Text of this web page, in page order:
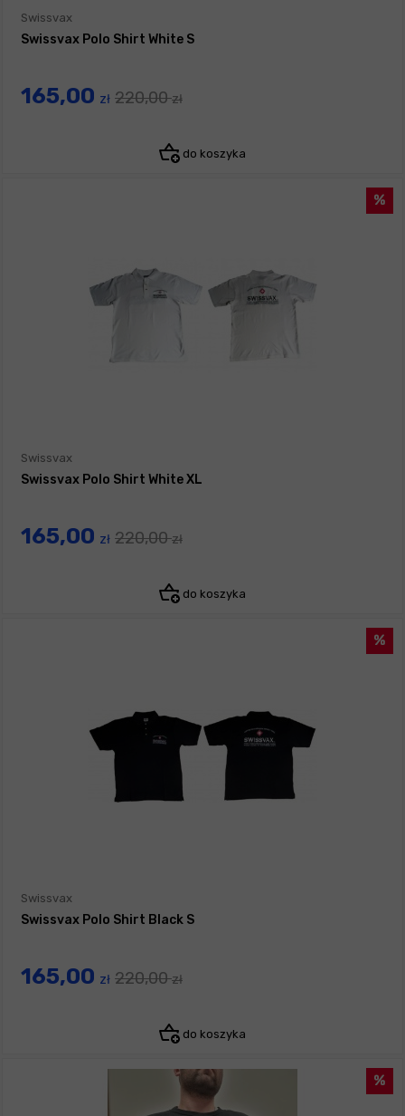
Swissvax
Swissvax Polo Shirt White S
165,00 zł 220,00zł
do koszyka
Swissvax
Swissvax Polo Shirt White XL
165,00 zł 220,00zł
do koszyka
Swissvax
Swissvax Polo Shirt Black S
165,00 zł 220,00zł
do koszyka